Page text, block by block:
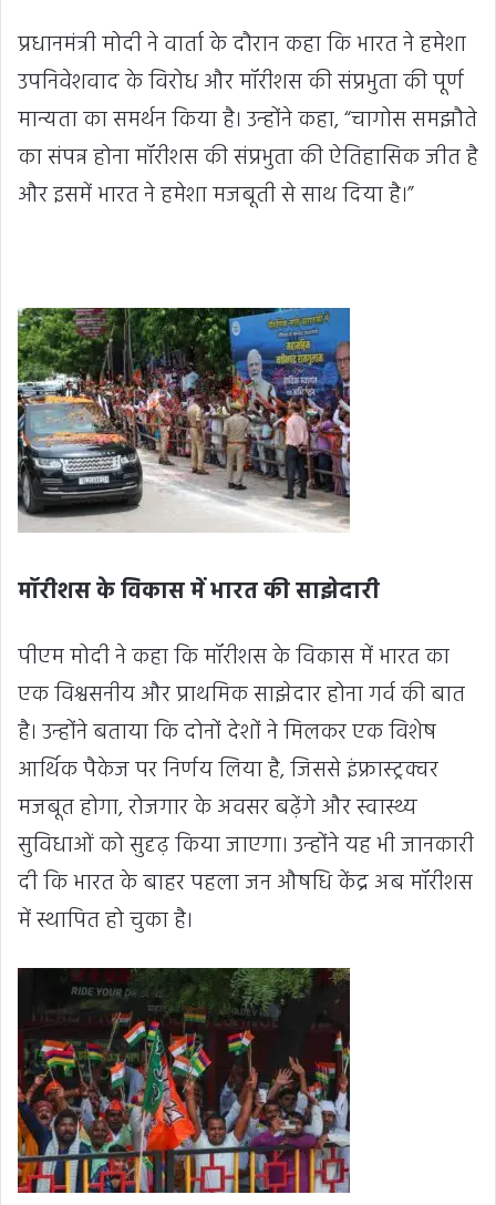
प्रधानमंत्री मोदी ने वार्ता के दौरान कहा कि भारत ने हमेशा
उपनिवेशवाद के विरोध और मॉरीशस की संप्रभुता की पूर्ण
मान्यता का समर्थन किया है। उन्होंने कहा, “चागोस समझौते
का संपन्न होना मॉरीशस की संप्रभुता की ऐतिहासिक जीत है
और इसमें भारत ने हमेशा मजबूती से साथ दिया है।”
मॉरीशस के विकास में भारत की साझेदारी
पीएम मोदी ने कहा कि मॉरीशस के विकास में भारत का
एक विश्वसनीय और प्राथमिक साझेदार होना गर्व की बात
है। उन्होंने बताया कि दोनों देशों ने मिलकर एक विशेष
आर्थिक पैकेज पर निर्णय लिया है, जिससे इंफ्रास्ट्रक्चर
मजबूत होगा, रोजगार के अवसर बढ़ेंगे और स्वास्थ्य
सुविधाओं को सुदृढ़ किया जाएगा। उन्होंने यह भी जानकारी
दी कि भारत के बाहर पहला जन औषधि केंद्र अब मॉरीशस
में स्थापित हो चुका है।